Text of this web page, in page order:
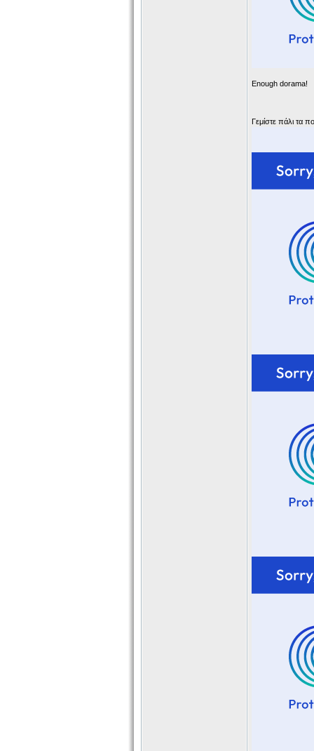
Enough dorama!
Γεμίστε πάλι τα